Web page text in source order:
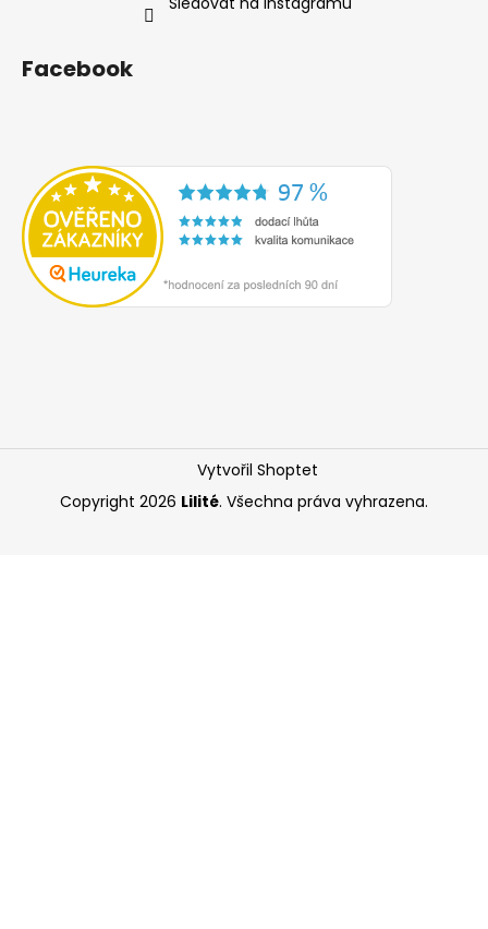
Facebook
Vytvořil Shoptet
Copyright 2026 Lilité. Všechna práva vyhrazena.